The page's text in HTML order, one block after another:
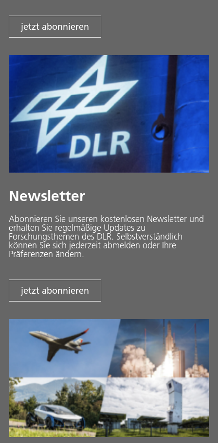
jetzt abonnieren
Newsletter
Abonnieren Sie unseren kostenlosen Newsletter und
erhalten Sie regelmäßige Updates zu
Forschungsthemen des DLR. Selbstverständlich
können Sie sich jederzeit abmelden oder Ihre
Präferenzen ändern.
jetzt abonnieren